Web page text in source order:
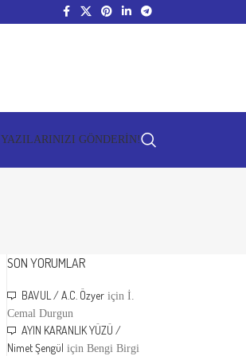
YAZILARINIZI GÖNDERİN!
SON YORUMLAR
BAVUL / A.C. Özyer içinİ.
Cemal Durgun
AYIN KARANLIK YÜZÜ /
Nimet Şengül içinBengi Birgi